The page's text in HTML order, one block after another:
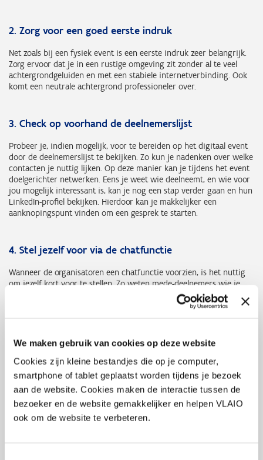
We maken gebruik van cookies op deze website
Cookies zijn kleine bestandjes die op je computer,
smartphone of tablet geplaatst worden tijdens je bezoek
aan de website. Cookies maken de interactie tussen de
bezoeker en de website gemakkelijker en helpen VLAIO
ook om de website te verbeteren.
2. Zorg voor een goed eerste indruk
Net zoals bij een fysiek event is een eerste indruk zeer belangrijk.
Zorg ervoor dat je in een rustige omgeving zit zonder al te veel
achtergrondgeluiden en met een stabiele internetverbinding. Ook
komt een neutrale achtergrond professioneler over.
3. Check op voorhand de deelnemerslijst
Probeer je, indien mogelijk, voor te bereiden op het digitaal event
door de deelnemerslijst te bekijken. Zo kun je nadenken over welke
contacten je nuttig lijken. Op deze manier kan je tijdens het event
doelgerichter netwerken. Eens je weet wie deelneemt, en wie voor
jou mogelijk interessant is, kan je nog een stap verder gaan en hun
LinkedIn-profiel bekijken. Hierdoor kan je makkelijker een
aanknopingspunt vinden om een gesprek te starten.
4. Stel jezelf voor via de chatfunctie
Wanneer de organisatoren een chatfunctie voorzien, is het nuttig
om jezelf kort voor te stellen. Zo weten mede-deelnemers wie je
bent en wat je hen te bieden hebt. Je hebt misschien je lijstje van
mensen opgesteld die je graag zou spreken, maar sta ook open
5. Maak gebruik van een break-out room,
netwerkcarrousel, …
Door deze initiatieven kom je als deelnemer terecht in kleinere
groepen. Hierdoor wordt netwerken laagdrempeliger, vergroot je de